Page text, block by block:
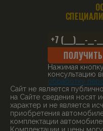
Нажимая
консультацию
обработку
Cайт не является
на Сайте сведения носят
характер и не является
приобретения
комплектации